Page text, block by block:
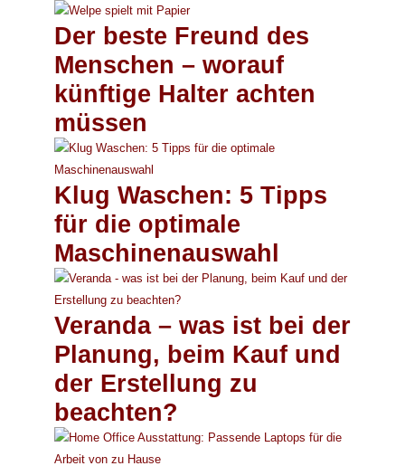
Der beste Freund des
Menschen – worauf
künftige Halter achten
müssen
Klug Waschen: 5 Tipps
für die optimale
Maschinenauswahl
Veranda – was ist bei der
Planung, beim Kauf und
der Erstellung zu
beachten?